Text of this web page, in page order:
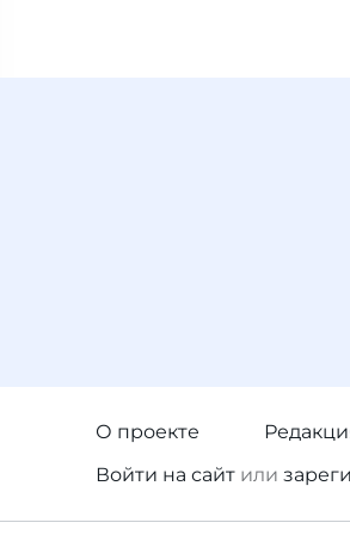
О проекте
Войти на сайт или